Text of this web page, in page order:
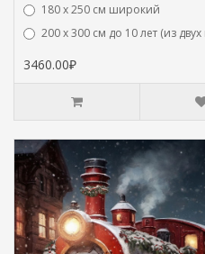
180 х 250 см широкий
200 х 300 см до 10 лет (из
3460.00₽